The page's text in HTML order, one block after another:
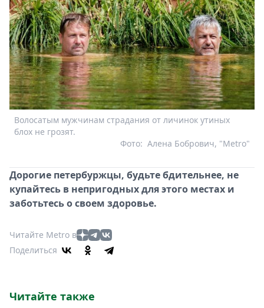
Волосатым мужчинам страдания от личинок утиных
блох не грозят.
Алена Бобрович, "Metro"
Фото:
Дорогие петербуржцы, будьте бдительнее, не
купайтесь в непригодных для этого местах и
заботьтесь о своем здоровье.
Читайте Metro в
Поделиться
Читайте также